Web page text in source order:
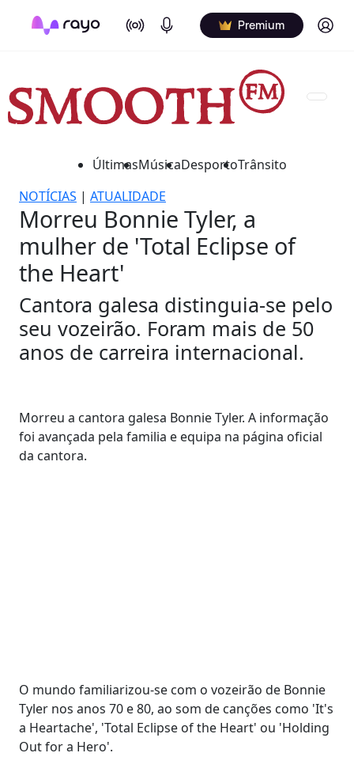
On Air Podcasts Premium Log in
ÚltimasMúsicaDesportoTrânsito
NOTÍCIAS | ATUALIDADE
Morreu Bonnie Tyler, a
mulher de 'Total Eclipse of
the Heart'
Cantora galesa distinguia-se pelo
seu vozeirão. Foram mais de 50
anos de carreira internacional.
Morreu a cantora galesa Bonnie Tyler. A informação
foi avançada pela familia e equipa na página oficial
da cantora.
O mundo familiarizou-se com o vozeirão de Bonnie
Tyler nos anos 70 e 80, ao som de canções como 'It's
a Heartache', 'Total Eclipse of the Heart' ou 'Holding
Out for a Hero'.